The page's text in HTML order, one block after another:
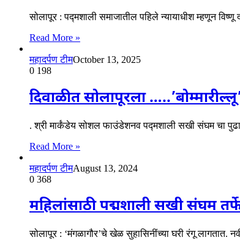
सोलापूर : पद्मशाली समाजातील पहिले न्यायाधीश म्हणून
Read More »
महादर्पण टीमOctober 13, 2025
0 198
दिवाळीत सोलापूरला
. श्री मार्कंडेय सोशल फाउंडेशनव पद्मशाली सखी संघम चा
Read More »
महादर्पण टीमAugust 13, 2024
0 368
महिलांसाठी पद्मशाली सखी संघम
सोलापूर : ‘मंगळागौर’चे खेळ सुहासिनींच्या घरी रंगू लागतात.